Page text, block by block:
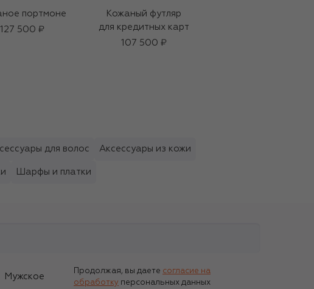
портмоне
127 500 ₽
Кожаный футляр
для кредитных карт
107 500 ₽
для волос Аксессуары из кожи
Шарфы и платки
Мужское
Продолжая, вы даете согласие на
обработку персональных данных